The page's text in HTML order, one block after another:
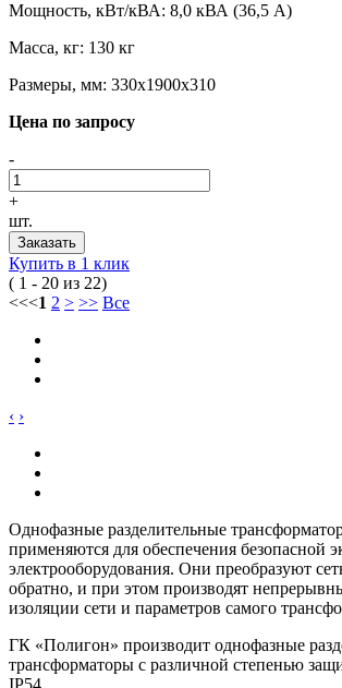
Мощность, кВт/кВА: 8,0 кВА (36,5 А)
Масса, кг: 130 кг
Размеры, мм: 330х1900х310
Цена по запросу
-
+
шт.
Заказать
Купить в 1 клик
( 1 - 20 из 22)
<<<1 2 > >> Все
‹ ›
Однофазные разделительные
применяются для обеспечения безопасной
электрооборудования. Они преобразуют
обратно, и при этом производят
изоляции сети и параметров самого
ГК «Полигон» производит однофазные
трансформаторы с различной степенью